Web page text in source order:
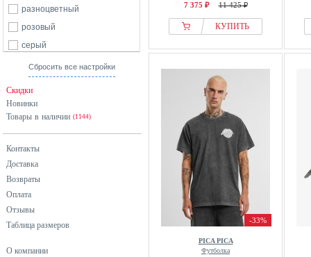
разноцветный
розовый
серый
синий
Сбросить все настройки
Скидки
Новинки
Товары в наличии (1144)
Контакты
Доставка
Возвраты
Оплата
Отзывы
Таблица размеров
О компании
7 375 ₽ 11 425 ₽
КУПИТЬ
-33%
PICA PICA
Футболка